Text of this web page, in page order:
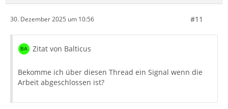
30. Dezember 2025 um 10:56 #11
Zitat von Balticus
Bekomme ich über diesen Thread ein Signal wenn die
Arbeit abgeschlossen ist?